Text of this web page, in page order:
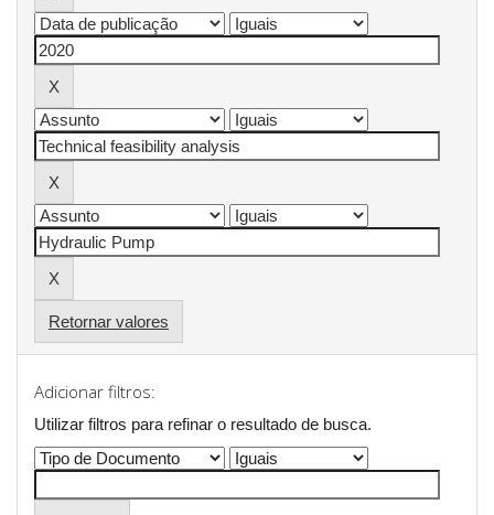
Retornar valores
Adicionar filtros:
Utilizar filtros para refinar o resultado de busca.